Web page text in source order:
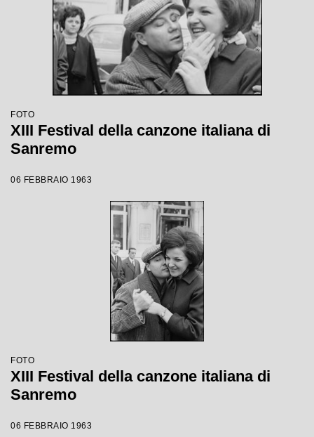
FOTO
XIII Festival della canzone italiana di
Sanremo
06 FEBBRAIO 1963
FOTO
XIII Festival della canzone italiana di
Sanremo
06 FEBBRAIO 1963